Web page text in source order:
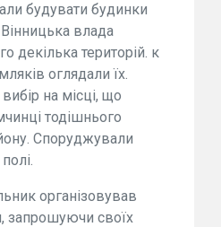
будувати будинки
влада
декілька територій. к
оглядали їх.
на місці, що
тодішнього
Споруджували
організовував
запрошуючи своїх